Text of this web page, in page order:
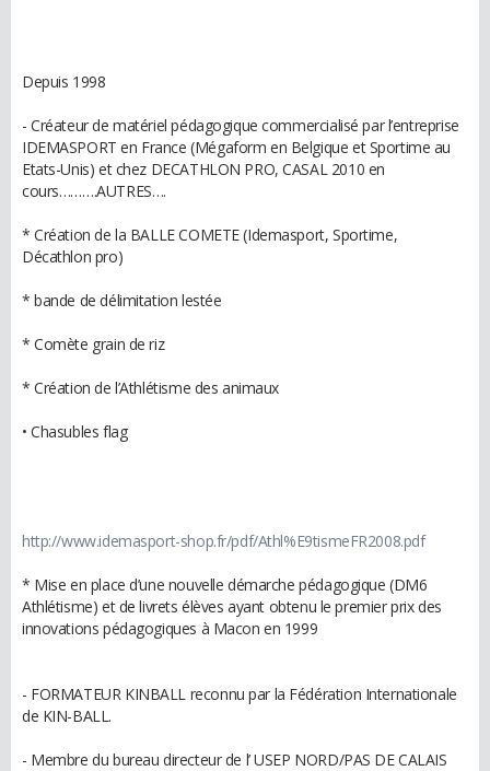
Depuis 1998
- Créateur de matériel pédagogique commercialisé par l’entreprise
IDEMASPORT en France (Mégaform en Belgique et Sportime au
Etats-Unis) et chez DECATHLON PRO, CASAL 2010 en
cours……….AUTRES….
* Création de la BALLE COMETE (Idemasport, Sportime,
Décathlon pro)
* bande de délimitation lestée
* Comète grain de riz
* Création de l’Athlétisme des animaux
• Chasubles flag
http://www.idemasport-shop.fr/pdf/Athl%E9tismeFR2008.pdf
* Mise en place d’une nouvelle démarche pédagogique (DM6
Athlétisme) et de livrets élèves ayant obtenu le premier prix des
innovations pédagogiques à Macon en 1999
- FORMATEUR KINBALL reconnu par la Fédération Internationale
de KIN-BALL.
- Membre du bureau directeur de l’ USEP NORD/PAS DE CALAIS